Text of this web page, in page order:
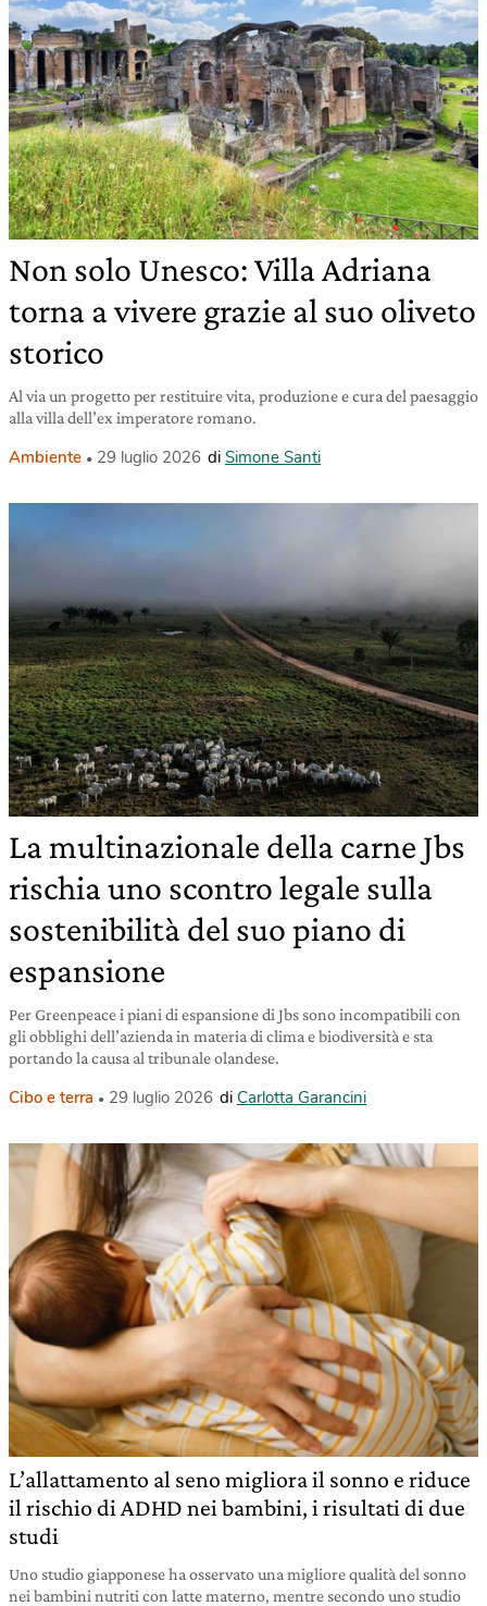
Non solo Unesco: Villa Adriana
torna a vivere grazie al suo oliveto
storico
Al via un progetto per restituire vita, produzione e cura del paesaggio
alla villa dell’ex imperatore romano.
Ambiente 29 luglio 2026 di Simone Santi
La multinazionale della carne Jbs
rischia uno scontro legale sulla
sostenibilità del suo piano di
espansione
Per Greenpeace i piani di espansione di Jbs sono incompatibili con
gli obblighi dell’azienda in materia di clima e biodiversità e sta
portando la causa al tribunale olandese.
Cibo e terra 29 luglio 2026 di Carlotta Garancini
L’allattamento al seno migliora il sonno e riduce
il rischio di ADHD nei bambini, i risultati di due
studi
Uno studio giapponese ha osservato una migliore qualità del sonno
nei bambini nutriti con latte materno, mentre secondo uno studio